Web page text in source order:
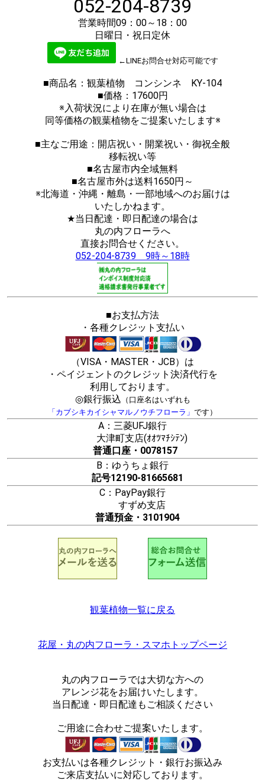
052-204-8739
営業時間09：00～18：00
日曜日・祝日定休
←LINEお問合せ対応可能です
■商品名：観葉植物 コンシンネ KY-104
■価格：17600円
※入荷状況により在庫が無い場合は
同等価格の観葉植物をご提案いたします※
■主なご用途：開店祝い・開業祝い・御祝全般
移転祝い等
■名古屋市内全域無料
■名古屋市外は送料1650円～
※北海道・沖縄・離島・一部地域へのお届けは
いたしかねます。
★当日配達・即日配達の場合は
丸の内フローラへ
直接お問合せください。
052-204-8739 9時～18時
■お支払方法
・各種クレジット支払い
（VISA・MASTER・JCB）は
・ペイジェントのクレジット決済代行を
利用しております。
◎銀行振込 （口座名はいずれも
「カブシキカイシャマルノウチフローラ」 です）
A：三菱UFJ銀行
大津町支店(ｵｵﾂﾏﾁｼﾃﾝ)
普通口座・0078157
B：ゆうちょ銀行
記号12190-81665681
C：PayPay銀行
すずめ支店
普通預金・3101904
観葉植物一覧に戻る
花屋・丸の内フローラ・スマホトップページ
丸の内フローラでは大切な方への
アレンジ花をお届けいたします。
当日配達・即日配達もご相談ください
ご用途に合わせご提案いたします。
お支払いは各種クレジット・銀行お振込み
ご来店支払いに対応しております。